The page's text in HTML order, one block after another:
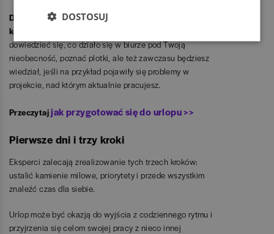
Dobrym pomysłem jest skontaktowanie się z dobrym
kolegą kilka dni przed powrotem.
dowiedzieć się, co działo się w biurze pod Twoją
nieobecność, poznać plotki, ale też zawczasu będziesz
wiedział, jeśli na przykład pojawiły się problemy w
projekcie, nad którym aktualnie pracujesz.
Przeczytajjak przygotować się do urlopu >>
Pierwsze dni i trzy kroki
Eksperci zalecają zrealizowanie tych trzech kroków:
ustalić kamienie milowe, priorytety i przede wszystkim
znaleźć czas dla siebie.
Urlop może być okazją do wyjścia z codziennego rytmu i
przyjrzenia się celom swojej pracy z nieco innej
DOSTOSUJ